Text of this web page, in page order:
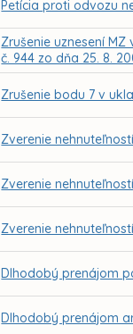
Petícia proti odvozu
Zrušenie uznesení MZ
č. 944 zo dňa 25. 8.
Zrušenie bodu 7 v
Zverenie
Zverenie
Zverenie
Dlhodobý prenájom
Dlhodobý prenájom